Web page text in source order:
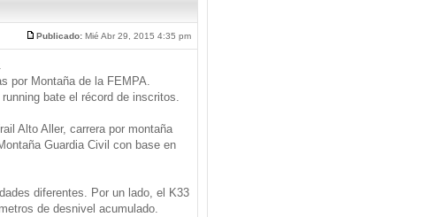
Publicado:Mié Abr 29, 2015 4:35 pm
por Montaña de la FEMPA.
bate el récord de inscritos.
Alto Aller, carrera por montaña
Guardia Civil con base en
diferentes. Por un lado, el K33
de desnivel acumulado.